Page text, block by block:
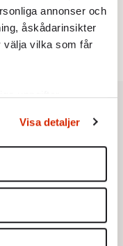
annonser och
åskådarinsikter
välja vilka som får
uppgifter
när som
anpassa innehållet
trafik. Vi
och annan
Visa detaljer
oroar sig